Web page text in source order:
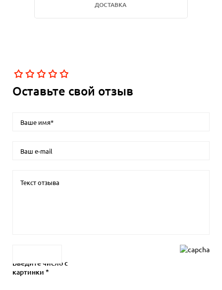
ДОСТАВКА
Оставьте свой отзыв
Введите число с
картинки *